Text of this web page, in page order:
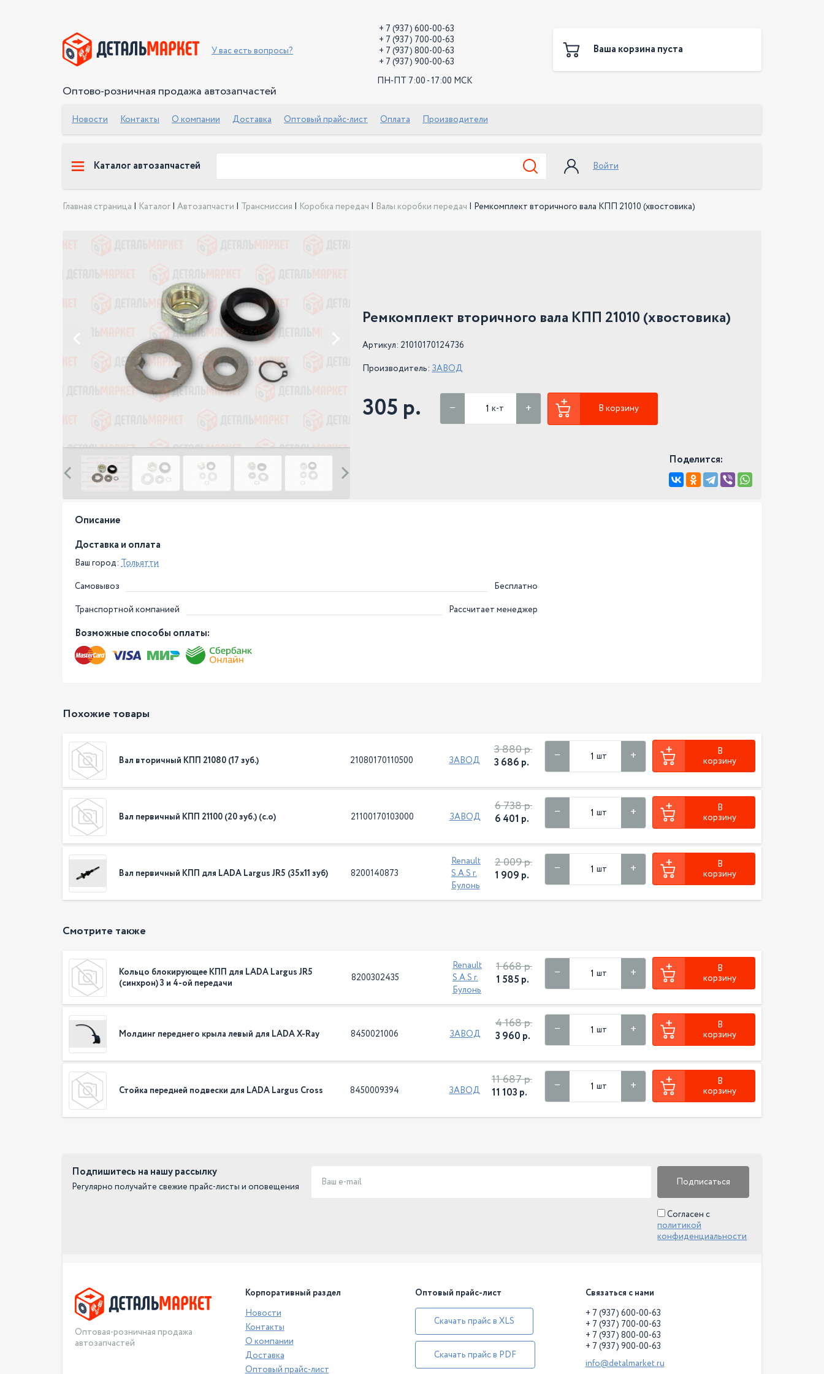
Оптово-розничная продажа автозапчастей
У вас есть вопросы?
+ 7 (937) 600-00-63
+ 7 (937) 700-00-63
+ 7 (937) 800-00-63
+ 7 (937) 900-00-63
ПН-ПТ 7:00 - 17:00 МСК
Ваша корзина пуста
Новости Контакты О компании Доставка Оптовый прайс-лист Оплата Производители
Каталог автозапчастей Войти
Главная страница | Каталог | Автозапчасти | Трансмиссия | Коробка передач | Валы коробки передач | Ремкомплект вторичного вала КПП 21010 (хвостовика)
Ремкомплект вторичного вала КПП 21010 (хвостовика)
Артикул: 21010170124736
Производитель: ЗАВОД
305 р. к-т В корзину
Поделится:
Описание
Доставка и оплата
Ваш город: Тольятти
Самовывоз
Бесплатно
Транспортной компанией
Рассчитает менеджер
Возможные способы оплаты:
Похожие товары
Вал вторичный КПП 21080 (17 зуб.) 21080170110500 ЗАВОД
3 880 р.
3 686 р. шт
В
корзину
Вал первичный КПП 21100 (20 зуб.) (с.о) 21100170103000 ЗАВОД
6 738 р.
6 401 р. шт
В
корзину
Вал первичный КПП для LADA Largus JR5 (35х11 зуб) 8200140873
Renault
S.A.S г.
Булонь
2 009 р.
1 909 р. шт
В
корзину
Смотрите также
Кольцо блокирующее КПП для LADA Largus JR5
(синхрон) 3 и 4-ой передачи
8200302435
Renault
S.A.S г.
Булонь
1 668 р.
1 585 р. шт
В
корзину
Молдинг переднего крыла левый для LADA X-Ray 8450021006 ЗАВОД
4 168 р.
3 960 р. шт
В
корзину
Стойка передней подвески для LADA Largus Cross 8450009394 ЗАВОД
11 687 р.
11 103 р. шт
В
корзину
Подпишитесь на нашу рассылку
Регулярно получайте свежие прайс-листы и оповещения Подписаться
Согласен с
политикой
конфиденциальности
Оптовая-розничная продажа
автозапчастей
Корпоративный раздел
Новости
Контакты
О компании
Доставка
Оптовый прайс-лист
Оптовый прайс-лист
Скачать прайс в XLS
Скачать прайс в PDF
Связаться с нами
+ 7 (937) 600-00-63
+ 7 (937) 700-00-63
+ 7 (937) 800-00-63
+ 7 (937) 900-00-63
info@detalmarket.ru